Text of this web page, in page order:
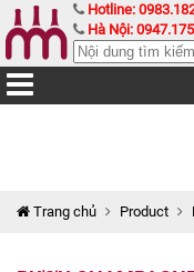
Hotline:
Hà Nội:
Trang chủ Product